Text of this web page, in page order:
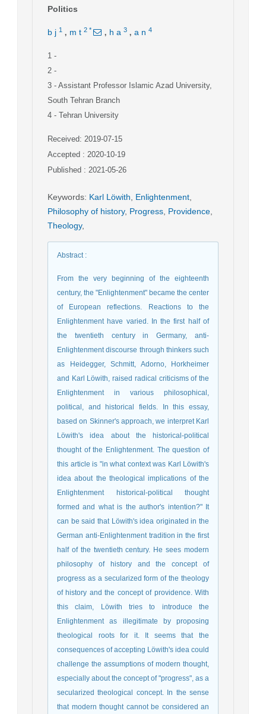
Politics
b j 1 , m t 2 * , h a 3 , a n 4
1 -
2 -
3 - Assistant Professor Islamic Azad University,
South Tehran Branch
4 - Tehran University
Received: 2019-07-15
Accepted : 2020-10-19
Published : 2021-05-26
Keywords: Karl Löwith Enlightenment
Philosophy of history, Progress Providence
Theology,
Abstract:
From the very beginning of the eighteenth
century, the "Enlightenment" became the center
of European reflections. Reactions to the
Enlightenment have varied. In the first half of
the twentieth century in Germany, anti-
Enlightenment discourse through thinkers such
as Heidegger, Schmitt, Adorno, Horkheimer
and Karl Löwith, raised radical criticisms of the
Enlightenment in various philosophical,
political, and historical fields. In this essay,
based on Skinner's approach, we interpret Karl
Löwith's idea about the historical-political
thought of the Enlightenment. The question of
this article is "in what context was Karl Löwith's
idea about the theological implications of the
Enlightenment historical-political thought
formed and what is the author's intention?" It
can be said that Löwith's idea originated in the
German anti-Enlightenment tradition in the first
half of the twentieth century. He sees modern
philosophy of history and the concept of
progress as a secularized form of the theology
of history and the concept of providence. With
this claim, Löwith tries to introduce the
Enlightenment as illegitimate by proposing
theological roots for it. It seems that the
consequences of accepting Löwith's idea could
challenge the assumptions of modern thought,
especially about the concept of "progress", as a
secularized theological concept. In the sense
that modern thought cannot be considered an